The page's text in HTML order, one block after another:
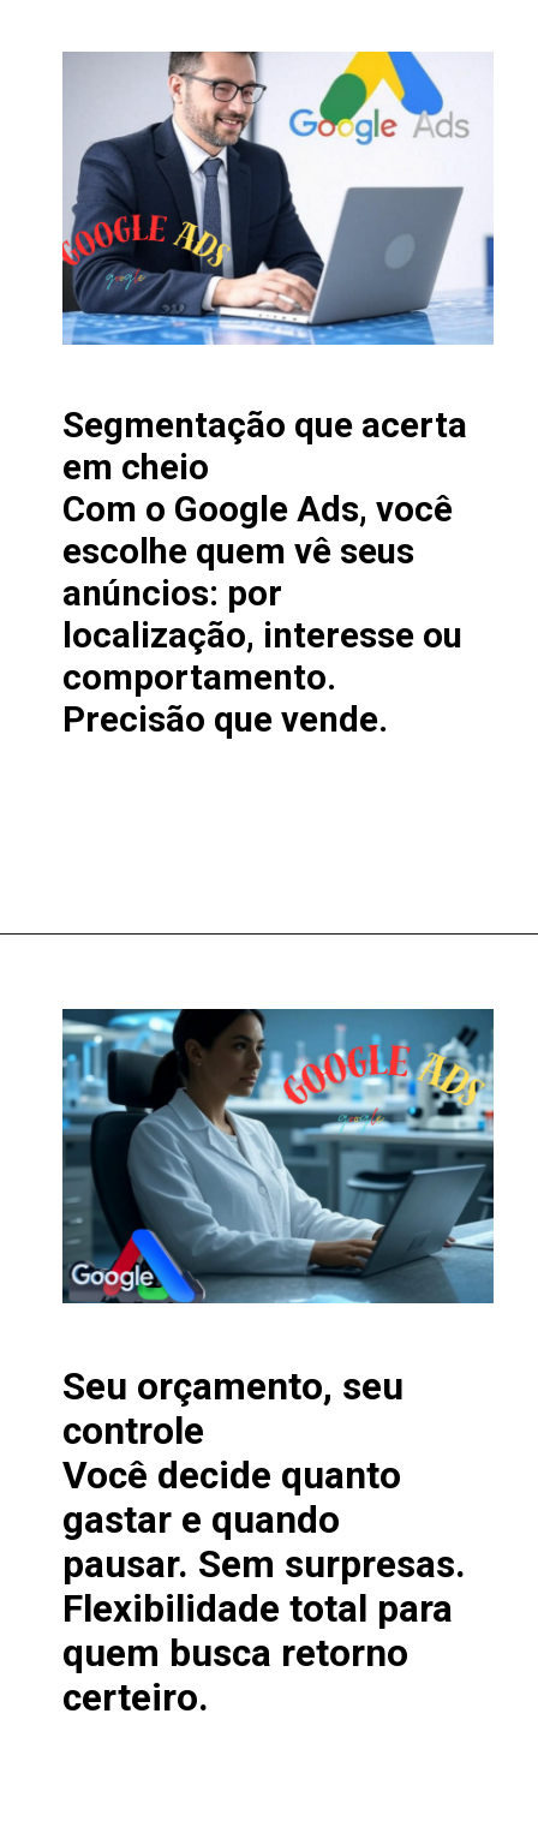
Segmentação que acerta
em cheio
Com o Google Ads, você
escolhe quem vê seus
anúncios: por
localização, interesse ou
comportamento.
Precisão que vende.
Seu orçamento, seu
controle
Você decide quanto
gastar e quando
pausar. Sem surpresas.
Flexibilidade total para
quem busca retorno
certeiro.